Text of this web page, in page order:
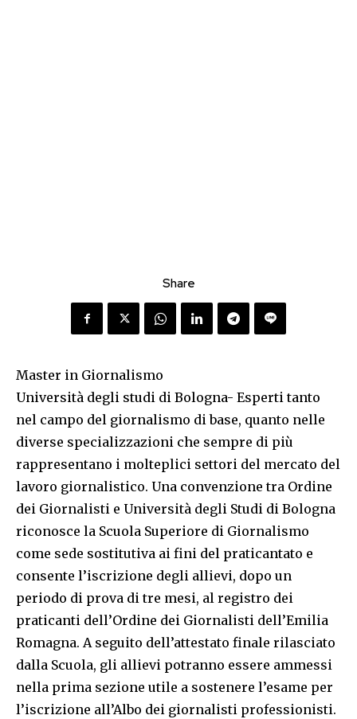
Share
Master in Giornalismo
Università degli studi di Bologna- Esperti tanto
nel campo del giornalismo di base, quanto nelle
diverse specializzazioni che sempre di più
rappresentano i molteplici settori del mercato del
lavoro giornalistico. Una convenzione tra Ordine
dei Giornalisti e Università degli Studi di Bologna
riconosce la Scuola Superiore di Giornalismo
come sede sostitutiva ai fini del praticantato e
consente l’iscrizione degli allievi, dopo un
periodo di prova di tre mesi, al registro dei
praticanti dell’Ordine dei Giornalisti dell’Emilia
Romagna. A seguito dell’attestato finale rilasciato
dalla Scuola, gli allievi potranno essere ammessi
nella prima sezione utile a sostenere l’esame per
l’iscrizione all’Albo dei giornalisti professionisti.